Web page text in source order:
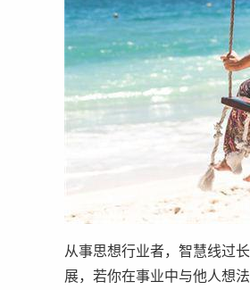
从事思想行业者，智慧线过
展，若你在事业中与他人想